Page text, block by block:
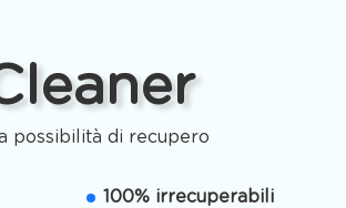
possibilità di recupero
100% irrecuperabili